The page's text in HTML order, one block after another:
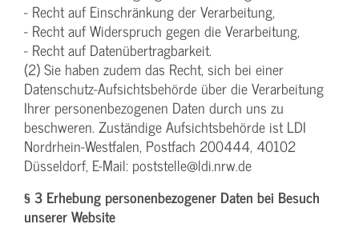
- Recht auf Einschränkung der Verarbeitung,
- Recht auf Widerspruch gegen die Verarbeitung,
- Recht auf Datenübertragbarkeit.
(2) Sie haben zudem das Recht, sich bei einer
Datenschutz-Aufsichtsbehörde über die Verarbeitung
Ihrer personenbezogenen Daten durch uns zu
beschweren. Zuständige Aufsichtsbehörde ist LDI
Nordrhein-Westfalen, Postfach 200444, 40102
Düsseldorf, E-Mail: poststelle@ldi.nrw.de
§ 3 Erhebung personenbezogener Daten bei Besuch
unserer Website